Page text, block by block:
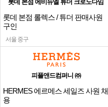
롯데 본점 에비뉴엘 튜더 크로노다임
롯데 본점 롤렉스 / 튜더 판매사원
구인
서울 중구
피플앤드컴퍼니 ㈜
HERMES 에르메스 세일즈 사원 채
용